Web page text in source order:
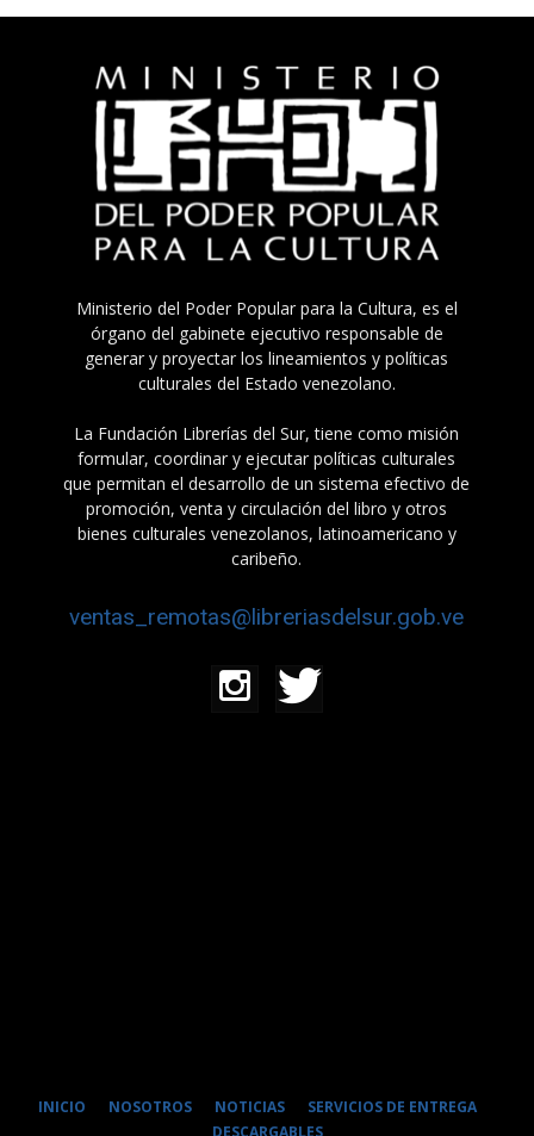
Ministerio del Poder Popular para la Cultura, es el
órgano del gabinete ejecutivo responsable de
generar y proyectar los lineamientos y políticas
culturales del Estado venezolano.
La Fundación Librerías del Sur, tiene como misión
formular, coordinar y ejecutar políticas culturales
que permitan el desarrollo de un sistema efectivo de
promoción, venta y circulación del libro y otros
bienes culturales venezolanos, latinoamericano y
caribeño.
ventas_remotas@libreriasdelsur.gob.ve
INICIO NOSOTROS NOTICIAS
SERVICIOS DE ENTREGA